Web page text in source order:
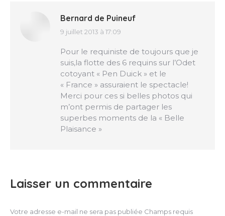
Bernard de Puineuf
dit
9 juillet 2013 à 17:09
Pour le requiniste de toujours que je
suis,la flotte des 6 requins sur l’Odet
cotoyant « Pen Duick » et le
« France » assuraient le spectacle!
Merci pour ces si belles photos qui
m’ont permis de partager les
superbes moments de la « Belle
Plaisance »
Laisser un commentaire
Votre adresse e-mail ne sera pas publiée Champs requis